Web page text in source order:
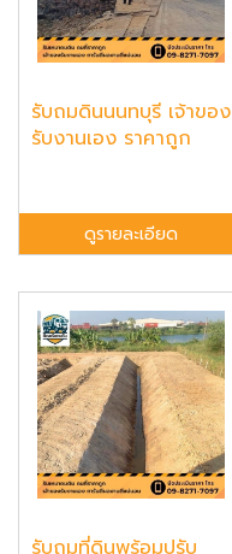
รับถมดินนนทบุรี เจ้าของ
รับงานเอง ราคาถูก
ดูรายละเอียด
รับถมที่ดินพร้อมปรับ